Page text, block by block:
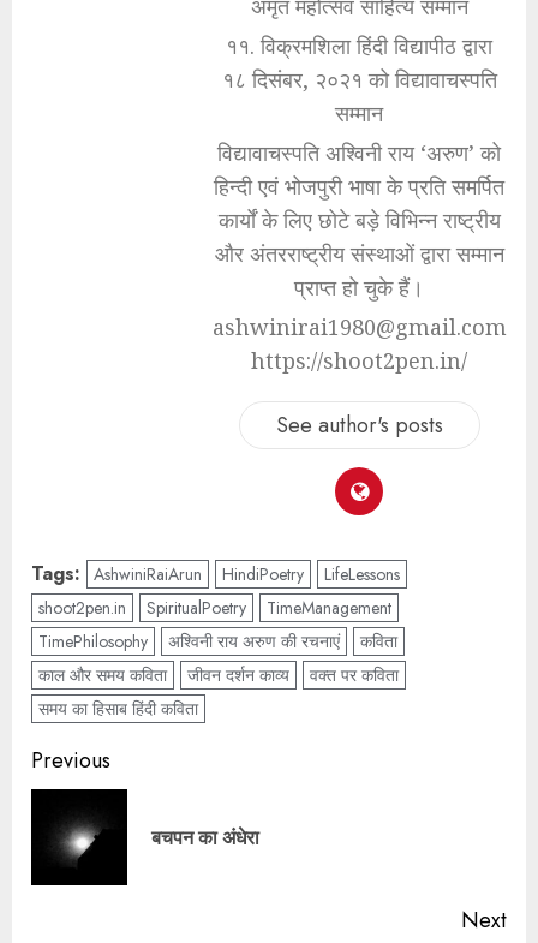
११. विक्रमशिला हिंदी विद्यापीठ द्वारा
१८ दिसंबर, २०२१ को विद्यावाचस्पति
सम्मान
विद्यावाचस्पति अश्विनी राय ‘अरुण’ को
हिन्दी एवं भोजपुरी भाषा के प्रति समर्पित
कार्यों के लिए छोटे बड़े विभिन्न राष्ट्रीय
और अंतरराष्ट्रीय संस्थाओं द्वारा सम्मान
प्राप्त हो चुके हैं।
ashwinirai1980@gmail.com
https://shoot2pen.in/
See author's posts
Tags: AshwiniRaiArun HindiPoetry
LifeLessons
shoot2pen.in
SpiritualPoetry
TimeManagement
TimePhilosophy
अश्विनी राय अरुण की रचनाएं
कविता
काल और समय कविता
जीवन दर्शन काव्य
वक्त पर कविता
समय का हिसाब हिंदी कविता
Previous
बचपन का अंधेरा
Next